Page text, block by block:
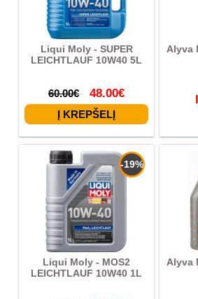
Liqui Moly - SUPER
LEICHTLAUF 10W40 5L
60.00€ 48.00€
Alyva
-19%
Liqui Moly - MOS2
LEICHTLAUF 10W40 1L
Alyva